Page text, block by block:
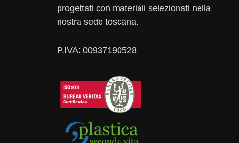
progettati con materiali selezionati nella
nostra sede toscana.
P.IVA: 00937190528